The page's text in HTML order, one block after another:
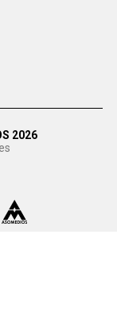
2026